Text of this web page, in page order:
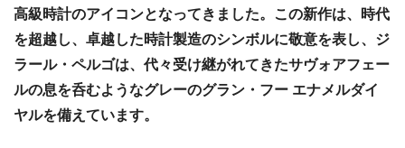
高級時計のアイコンとなってきました。この新作は、時代
を超越し、卓越した時計製造のシンボルに敬意を表し、ジ
ラール・ペルゴは、代々受け継がれてきたサヴォアフェー
ルの息を呑むようなグレーのグラン・フー エナメルダイ
ヤルを備えています。